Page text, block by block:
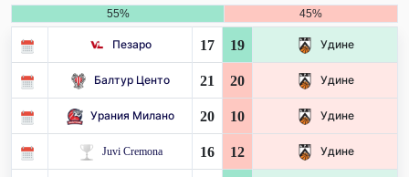
55% 45%
Пезаро 17 19 Удине
Балтур Центо 21 20 Удине
Урания Милано 20 10 Удине
Juvi Cremona 16 12 Удине